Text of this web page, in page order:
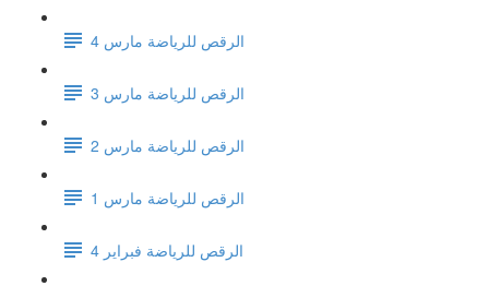
الرقص للرياضة مارس 4
الرقص للرياضة مارس 3
الرقص للرياضة مارس 2
الرقص للرياضة مارس 1
الرقص للرياضة فبراير 4